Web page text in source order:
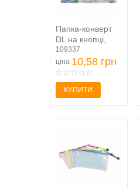
Папка-конверт
DL на кнопці,
MYSTERY
ARABESKI,...
109337
ціна 10,58 грн
КУПИТИ